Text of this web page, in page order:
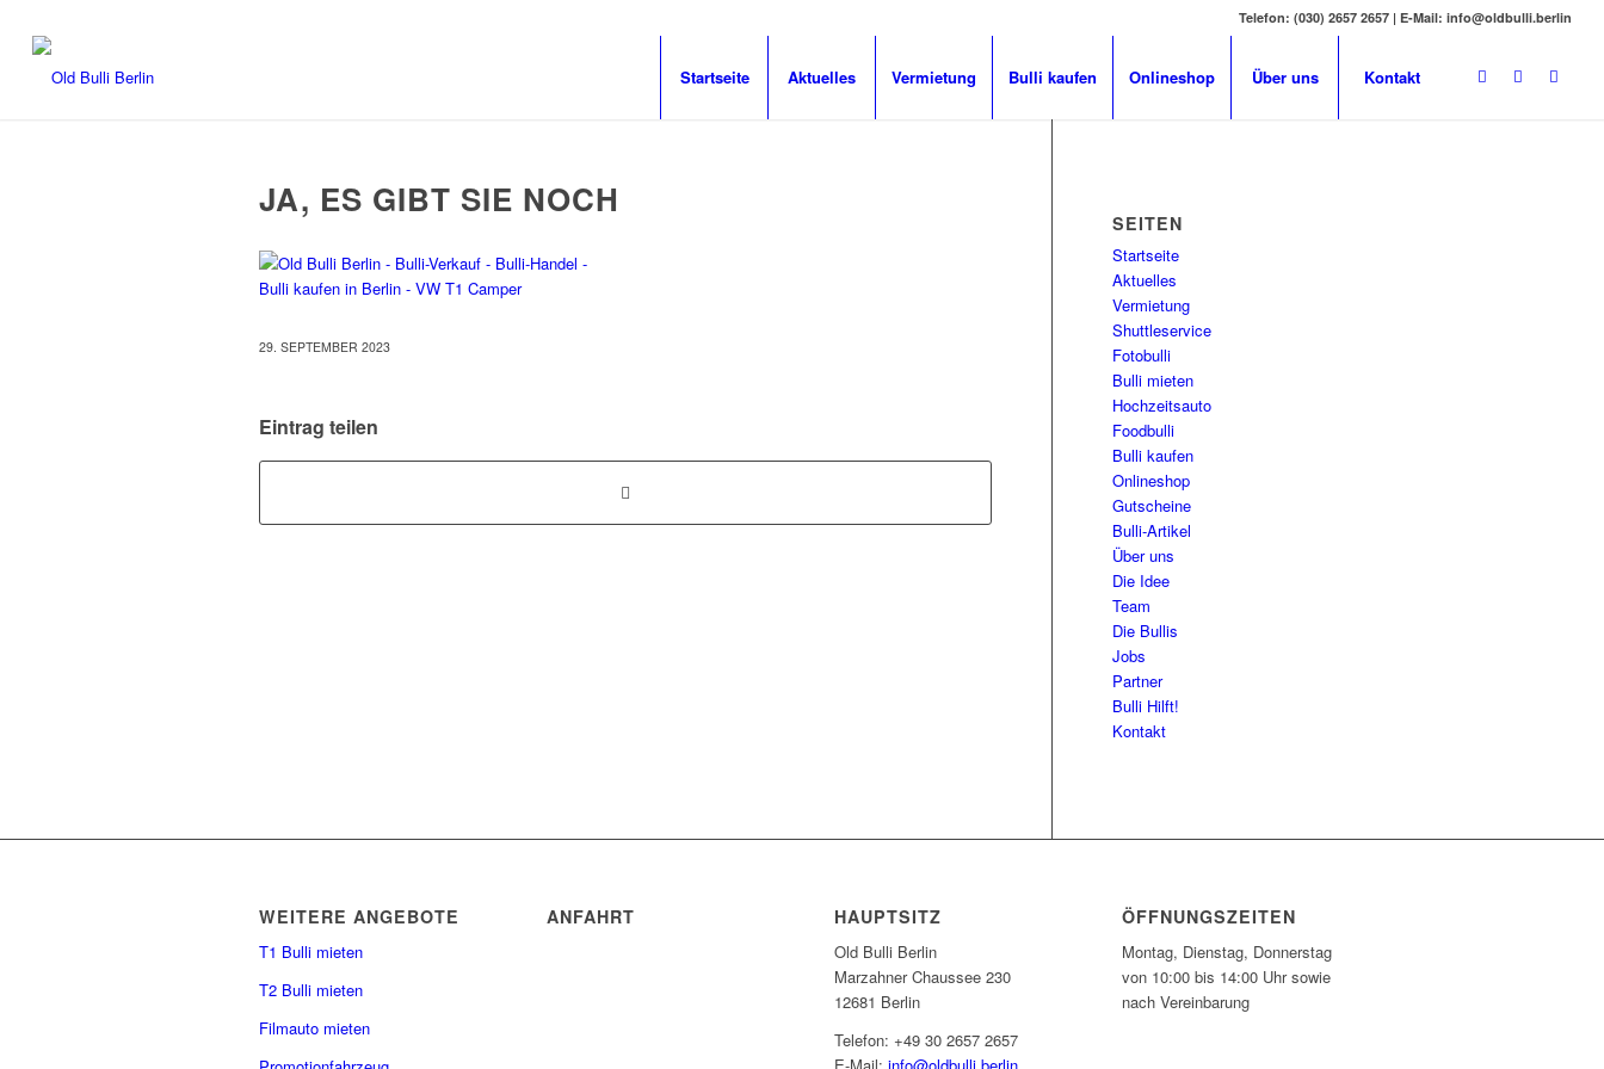
Telefon: (030) 2657 2657 | E-Mail: info@oldbulli.berlin
Startseite Aktuelles Vermietung Bulli kaufen Onlineshop Über uns Kontakt
JA, ES GIBT SIE NOCH
29. SEPTEMBER 2023
Eintrag teilen
SEITEN
Startseite
Aktuelles
Vermietung
Shuttleservice
Fotobulli
Bulli mieten
Hochzeitsauto
Foodbulli
Bulli kaufen
Onlineshop
Gutscheine
Bulli-Artikel
Über uns
Die Idee
Team
Die Bullis
Jobs
Partner
Bulli Hilft!
Kontakt
WEITERE ANGEBOTE
T1 Bulli mieten
T2 Bulli mieten
Filmauto mieten
ANFAHRT HAUPTSITZ
Old Bulli Berlin
Marzahner Chaussee 230
12681 Berlin
Telefon: +49 30 2657 2657
ÖFFNUNGSZEITEN
Montag, Dienstag, Donnerstag
von 10:00 bis 14:00 Uhr sowie
nach Vereinbarung